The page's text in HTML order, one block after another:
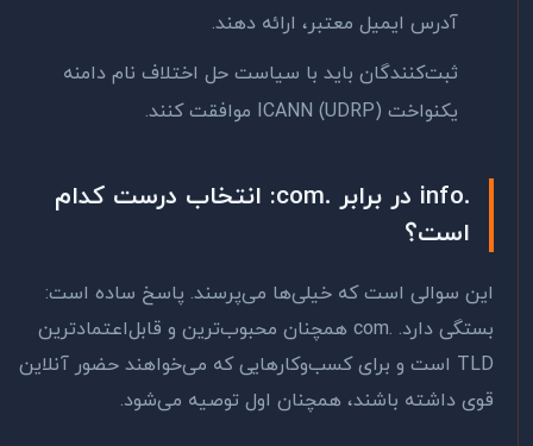
آدرس ایمیل معتبر، ارائه دهند.
ثبت‌کنندگان باید با سیاست حل اختلاف نام دامنه
یکنواخت ICANN (UDRP) موافقت کنند.
.info در برابر .com: انتخاب درست کدام
است؟
این سوالی است که خیلی‌ها می‌پرسند. پاسخ ساده است:
بستگی دارد. .com همچنان محبوب‌ترین و قابل‌اعتمادترین
TLD است و برای کسب‌وکارهایی که می‌خواهند حضور آنلاین
قوی داشته باشند، همچنان اول توصیه می‌شود.